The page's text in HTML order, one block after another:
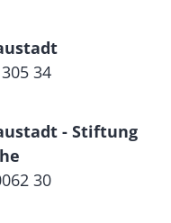
34
- Stiftung
30